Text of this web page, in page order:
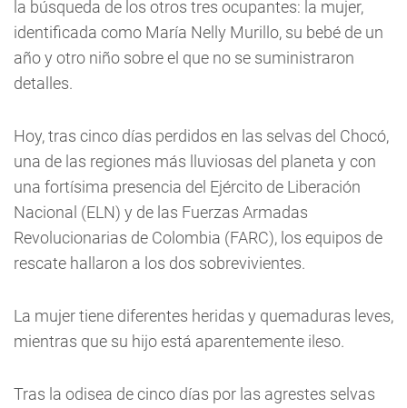
la búsqueda de los otros tres ocupantes: la mujer,
identificada como María Nelly Murillo, su bebé de un
año y otro niño sobre el que no se suministraron
detalles.
Hoy, tras cinco días perdidos en las selvas del Chocó,
una de las regiones más lluviosas del planeta y con
una fortísima presencia del Ejército de Liberación
Nacional (ELN) y de las Fuerzas Armadas
Revolucionarias de Colombia (FARC), los equipos de
rescate hallaron a los dos sobrevivientes.
La mujer tiene diferentes heridas y quemaduras leves,
mientras que su hijo está aparentemente ileso.
Tras la odisea de cinco días por las agrestes selvas